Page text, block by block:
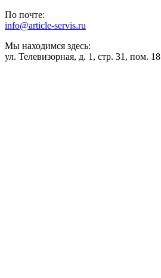
По почте:
info@article-servis.ru
Мы находимся здесь:
ул. Телевизорная, д. 1, стр. 31, пом. 18